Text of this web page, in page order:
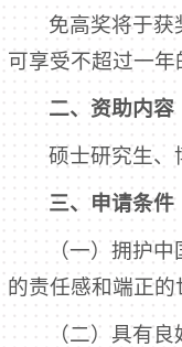
免高奖将于获
可享受不超过一年
二、资助内容
硕士研究生、
三、申请条件
（一）拥护
的责任感和端正的
（二）具有